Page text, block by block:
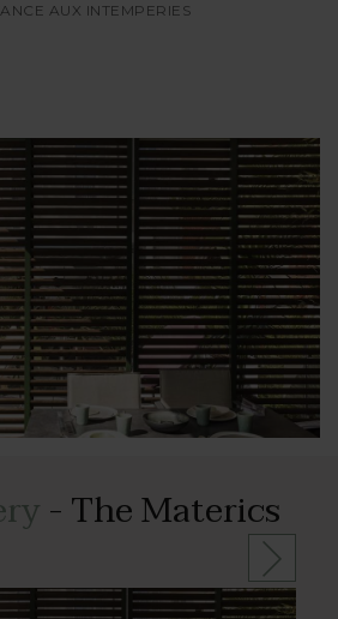
choisissez lapraticité
du produit, la résistance au
fixe.
maximale et confort assuré.
AUX INTEMPERIES
- The Materics